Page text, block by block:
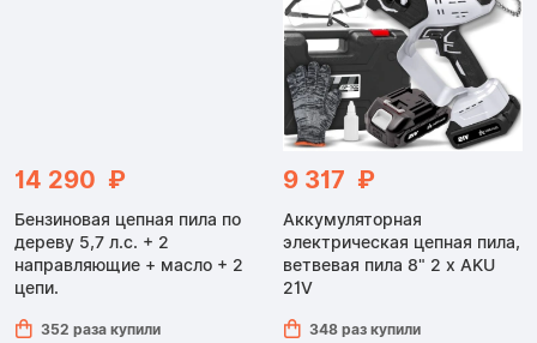
14 290 ₽
Бензиновая цепная пила по
дереву 5,7 л.с. + 2
направляющие + масло + 2
цепи.
352 раза купили
9 317 ₽
Аккумуляторная
электрическая цепная пила,
ветвевая пила 8" 2 x AKU
21V
348 раз купили